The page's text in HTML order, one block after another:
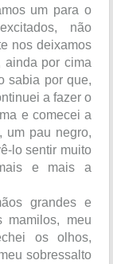
um para o
não
nos deixamos
ainda por cima
sabia por que,
a fazer o
e comecei a
um pau negro,
lo sentir muito
e mais a
grandes e
mamilos, meu
os olhos,
sobressalto